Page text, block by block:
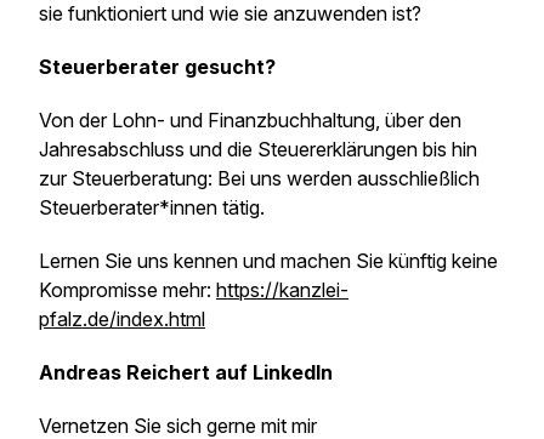
sie funktioniert und wie sie anzuwenden ist?
Steuerberater gesucht?
Von der Lohn- und Finanzbuchhaltung, über den
Jahresabschluss und die Steuererklärungen bis hin
zur Steuerberatung: Bei uns werden ausschließlich
Steuerberater*innen tätig.
Lernen Sie uns kennen und machen Sie künftig keine
Kompromisse mehr: https://kanzlei-
pfalz.de/index.html
Andreas Reichert auf LinkedIn
Vernetzen Sie sich gerne mit mir